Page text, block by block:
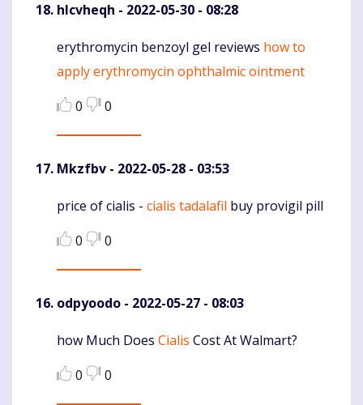
hlcvheqh - 2022-05-30 - 08:28
Komentaras
erythromycin benzoyl gel reviews how to
apply erythromycin ophthalmic ointment
0
0
Mkzfbv - 2022-05-28 - 03:53
Komentaras
price of cialis - cialis tadalafil buy provigil pill
0
0
odpyoodo - 2022-05-27 - 08:03
Komentaras
how Much Does Cialis Cost At Walmart?
0
0